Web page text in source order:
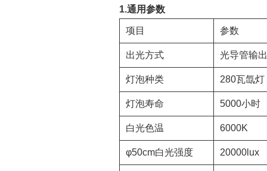
1.通用参数
项目 参数
出光方式 光导管输出
灯泡种类 280瓦氙灯
灯泡寿命 5000小时
白光色温 6000K
φ50cm白光强度 20000lux